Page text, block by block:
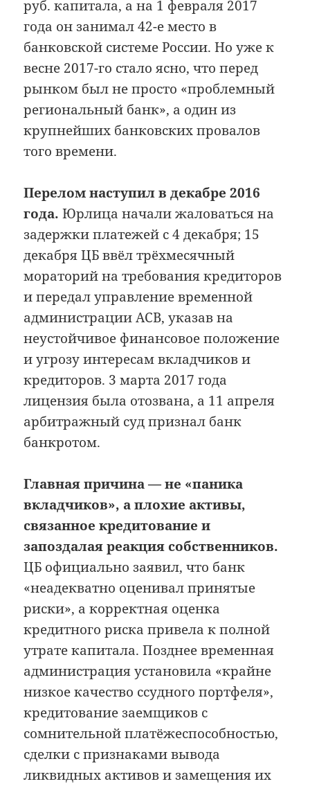
руб. капитала, а на 1 февраля 2017
года он занимал 42-е место в
банковской системе России. Но уже к
весне 2017-го стало ясно, что перед
рынком был не просто «проблемный
региональный банк», а один из
крупнейших банковских провалов
того времени.
Перелом наступил в декабре 2016
года. Юрлица начали жаловаться на
задержки платежей с 4 декабря; 15
декабря ЦБ ввёл трёхмесячный
мораторий на требования кредиторов
и передал управление временной
администрации АСВ, указав на
неустойчивое финансовое положение
и угрозу интересам вкладчиков и
кредиторов. 3 марта 2017 года
лицензия была отозвана, а 11 апреля
арбитражный суд признал банк
банкротом.
Главная причина — не «паника
вкладчиков», а плохие активы,
связанное кредитование и
запоздалая реакция собственников.
ЦБ официально заявил, что банк
«неадекватно оценивал принятые
риски», а корректная оценка
кредитного риска привела к полной
утрате капитала. Позднее временная
администрация установила «крайне
низкое качество ссудного портфеля»,
кредитование заемщиков с
сомнительной платёжеспособностью,
сделки с признаками вывода
ликвидных активов и замещения их